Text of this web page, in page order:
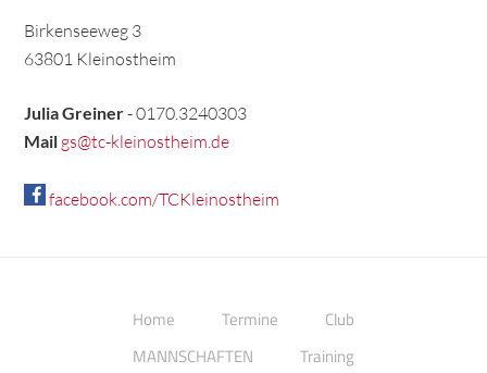
Birkenseeweg 3
63801 Kleinostheim
Julia Greiner- 0170.3240303
Mail gs@tc-kleinostheim.de
facebook.com/TCKleinostheim
Home Termine
Club
MANNSCHAFTEN
Training